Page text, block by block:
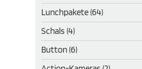
Lunchpakete (64)
Schals (4)
Button (6)